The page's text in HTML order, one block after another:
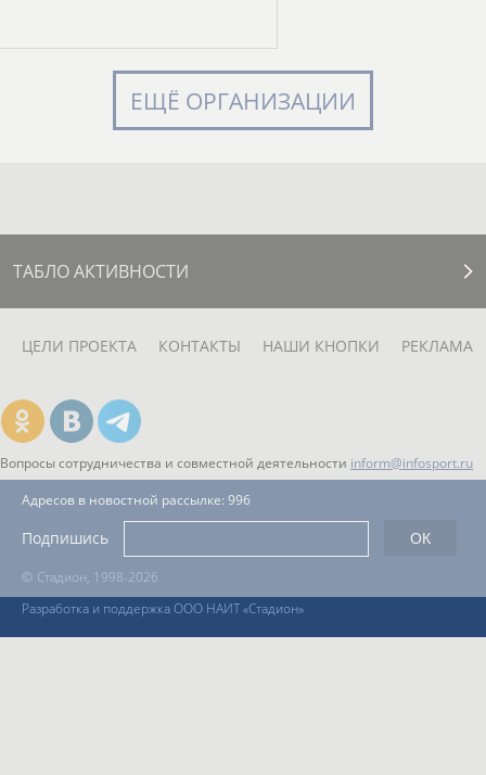
ЕЩЁ ОРГАНИЗАЦИИ
ТАБЛО АКТИВНОСТИ
ЦЕЛИ ПРОЕКТА КОНТАКТЫ НАШИ КНОПКИ РЕКЛАМА
Вопросы сотрудничества и совместной деятельности inform@infosport.ru
© Стадион, 1998-2026
Разработка и поддержка ООО НАИТ «Стадион»
Адресов в новостной рассылке: 996
Подпишись